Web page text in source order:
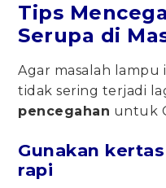
Tips
Serupa di
Agar masalah
tidak sering terjadi
pencegahan untuk
Gunakan
rapi